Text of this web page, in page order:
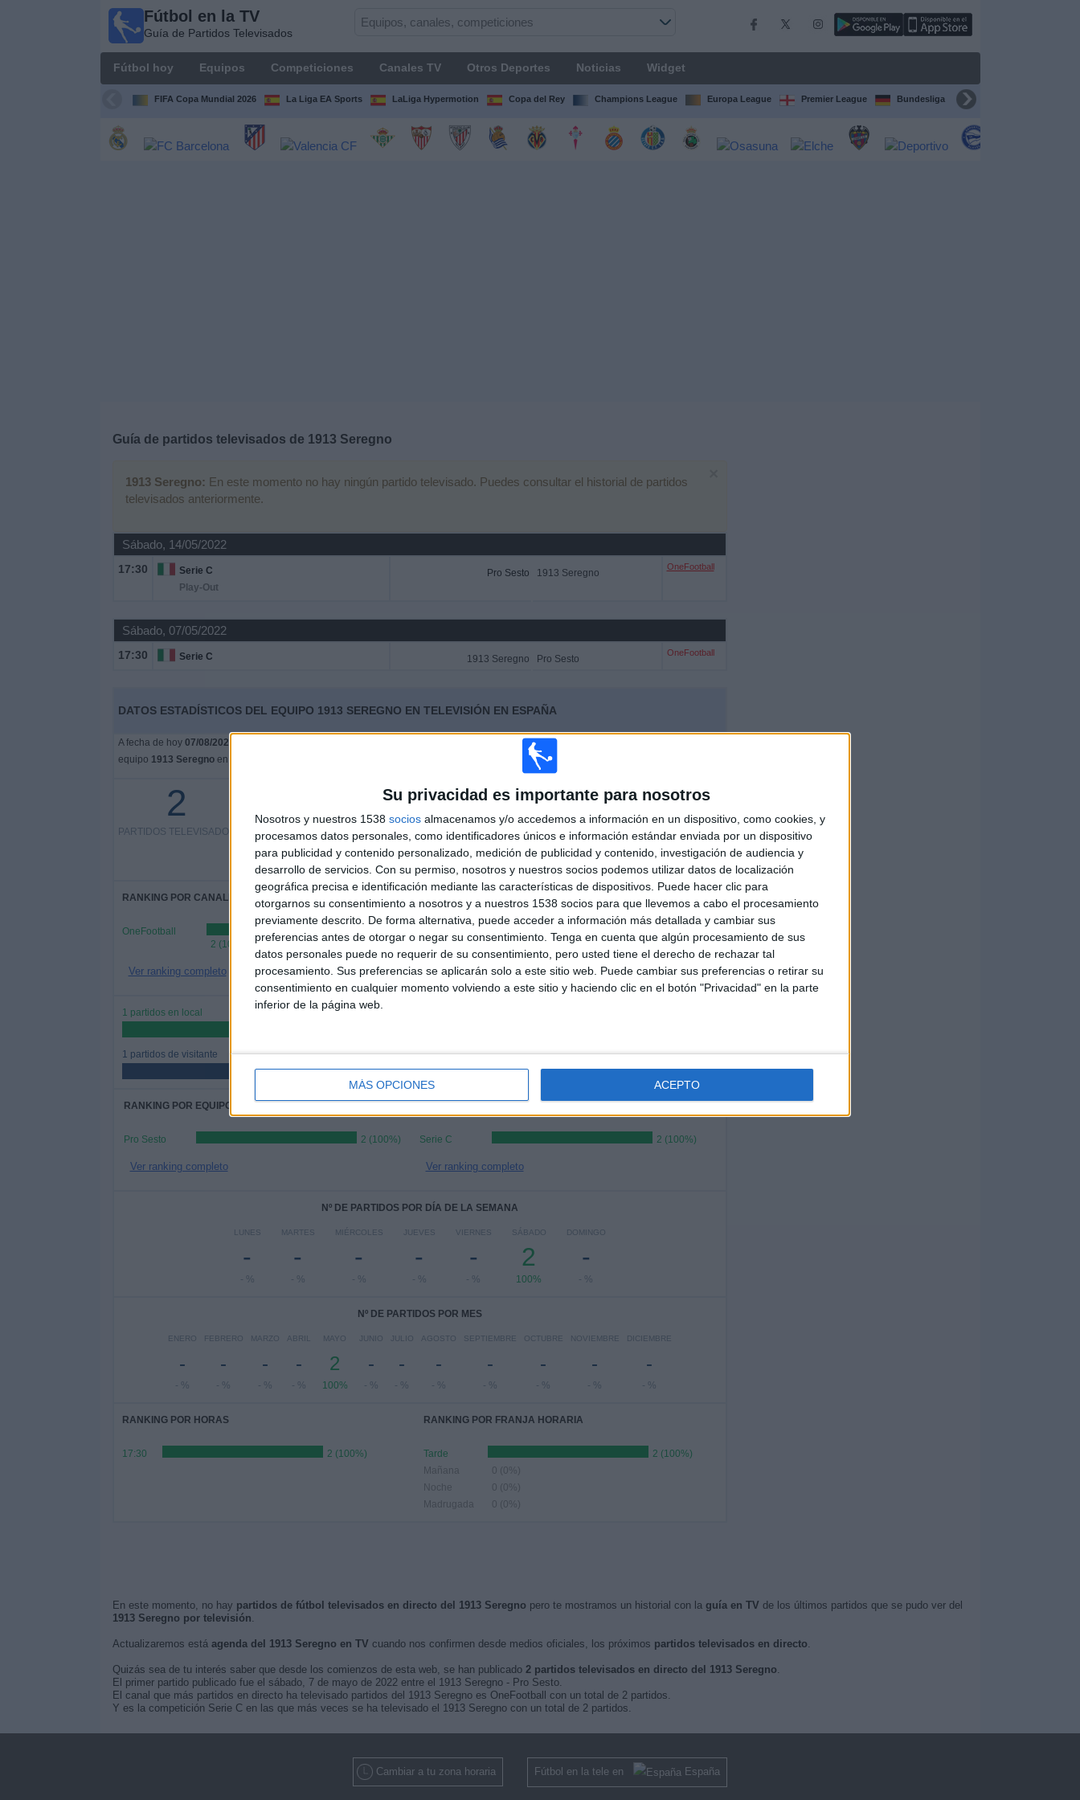
Su privacidad es importante para nosotros
Nosotros y nuestros 1538 socios almacenamos y/o accedemos a información en un dispositivo, como cookies, y
procesamos datos personales, como identificadores únicos e información estándar enviada por un dispositivo
para publicidad y contenido personalizado, medición de publicidad y contenido, investigación de audiencia y
desarrollo de servicios. Con su permiso, nosotros y nuestros socios podemos utilizar datos de localización
geográfica precisa e identificación mediante las características de dispositivos. Puede hacer clic para
otorgarnos su consentimiento a nosotros y a nuestros 1538 socios para que llevemos a cabo el procesamiento
previamente descrito. De forma alternativa, puede acceder a información más detallada y cambiar sus
preferencias antes de otorgar o negar su consentimiento. Tenga en cuenta que algún procesamiento de sus
datos personales puede no requerir de su consentimiento, pero usted tiene el derecho de rechazar tal
procesamiento. Sus preferencias se aplicarán solo a este sitio web. Puede cambiar sus preferencias o retirar su
consentimiento en cualquier momento volviendo a este sitio y haciendo clic en el botón "Privacidad" en la parte
inferior de la página web.
MÁS OPCIONES ACEPTO
Fútbol en la TV
Guía de Partidos Televisados
Fútbol hoy Equipos Competiciones Canales TV Otros Deportes Noticias Widget
FIFA Copa Mundial 2026 La Liga EA Sports LaLiga Hypermotion Copa del Rey Champions League Europa League Premier League Bundesliga Supercopa de España
Guía de partidos televisados de 1913 Seregno
1913 Seregno: En este momento no hay ningún partido televisado. Puedes consultar el historial de partidos
televisados anteriormente.
Sábado, 14/05/2022
17:30
Serie C
Play-Out
Pro Sesto 1913 Seregno
OneFootball
Sábado, 07/05/2022
17:30 Serie C 1913 Seregno Pro Sesto
OneFootball
DATOS ESTADÍSTICOS DEL EQUIPO 1913 SEREGNO EN TELEVISIÓN EN ESPAÑA
A fecha de hoy 07/08/2026 y desde que esta web recoge los datos estadísticos de cuándo y dónde se televisan los partidos de
equipo 1913 Seregnoen
2
PARTIDOS TELEVISADOS
100%
0 partidos de pago
0%
Pro Sesto - 1913 Seregno
14/05/2022 Serie C por OneFootball
RANKING POR CANALES
OneFootball
2 (100%)
Ver ranking completo
TOTAL
1
CANALES TV
DÍAS
1545
SIN PARTIDO
PARTIDOS
0
CONSECUTIVOS
1 partidos en local
1 partidos de visitante
50%
RIVALES
VS Pro Sesto
COMPETICIONES
RANKING POR EQUIPOS
Pro Sesto 2 (100%)
Ver ranking completo
Serie C 2 (100%)
Ver ranking completo
Nº DE PARTIDOS POR DÍA DE LA SEMANA
LUNES
-
- %
MARTES
-
- %
MIÉRCOLES
-
- %
JUEVES
-
- %
VIERNES
-
- %
SÁBADO
2
100%
DOMINGO
-
- %
Nº DE PARTIDOS POR MES
ENERO
-
- %
FEBRERO
-
- %
MARZO
-
- %
ABRIL
-
- %
MAYO
2
100%
JUNIO
-
- %
JULIO
-
- %
AGOSTO
-
- %
SEPTIEMBRE
-
- %
OCTUBRE
-
- %
NOVIEMBRE
-
- %
DICIEMBRE
-
- %
RANKING POR HORAS
17:30 2 (100%)
RANKING POR FRANJA HORARIA
Tarde
2 (100%)
Mañana
0 (0%)
Noche
0 (0%)
Madrugada
0 (0%)
En este momento, no hay partidos de fútbol televisados en directo del 1913 Seregno pero te mostramos un historial con la guía en TV de los últimos partidos que se pudo ver del
1913 Seregno por televisión.
Actualizaremos está agenda del 1913 Seregno en TV cuando nos confirmen desde medios oficiales, los próximos partidos televisados en directo.
Quizás sea de tu interés saber que desde los comienzos de esta web, se han publicado 2 partidos televisados en directo del 1913 Seregno.
El primer partido publicado fue el sábado, 7 de mayo de 2022 entre el 1913 Seregno - Pro Sesto.
El canal que más partidos en directo ha televisado partidos del 1913 Seregno es OneFootball con un total de 2 partidos.
Y es la competición Serie C en las que más veces se ha televisado el 1913 Seregno con un total de 2 partidos.
Cambiar a tu zona horaria Fútbol en la tele en España